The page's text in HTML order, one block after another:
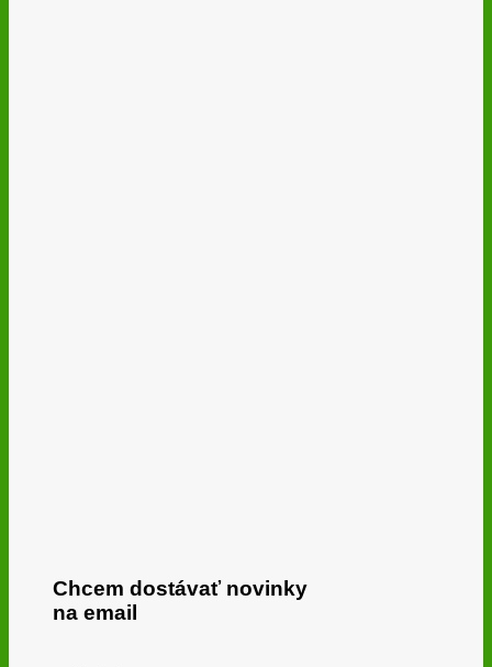
Chcem dostávať novinky
na email